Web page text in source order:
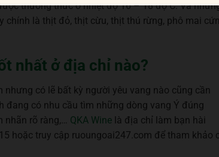
thưởng thức ở nhiệt độ 16 – 18 độ C. Và
chính là thịt đỏ, thịt cừu, thịt thú rừng, phô mai
nhất ở địa chỉ nào?
có lẽ bất kỳ người yêu vang nào cũng cần
có nhu cầu tìm những dòng vang Ý đúng
nhãn rõ ràng,… QKA Wine là địa chỉ làm bạn hài
hoặc truy cập ruoungoai247.com để tham khảo